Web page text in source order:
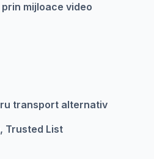
mijloace video
transport alternativ
Trusted List